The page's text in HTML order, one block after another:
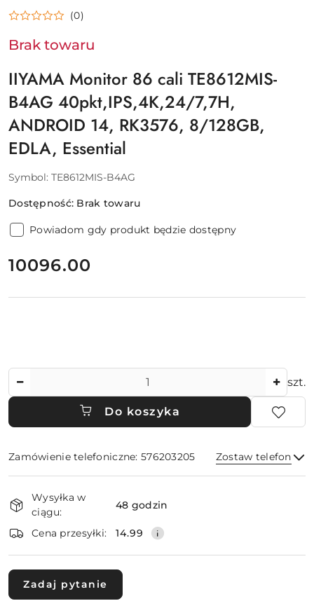
(0)
Brak towaru
IIYAMA Monitor 86 cali TE8612MIS-
B4AG 40pkt,IPS,4K,24/7,7H,
ANDROID 14, RK3576, 8/128GB,
EDLA, Essential
Symbol: TE8612MIS-B4AG
Dostępność: Brak towaru
Powiadom gdy produkt będzie dostępny
cena:
10096.00
szt.
Do koszyka
Zamówienie telefoniczne: 576203205 Zostaw telefon
i
dostawa
Wysyłka w
ciągu:
48 godzin
Cena przesyłki: 14.99
Zadaj pytanie